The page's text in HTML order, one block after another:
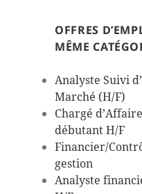
OFFRES
MÊME
Analyste Suivi
Marché (H/F)
Chargé
débutant H/F
Financier/
gestion
Analyste